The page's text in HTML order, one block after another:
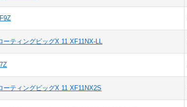
ーティングビッグX 11 XF11NX-LL
ーティングビッグX 11 XF11NX2S